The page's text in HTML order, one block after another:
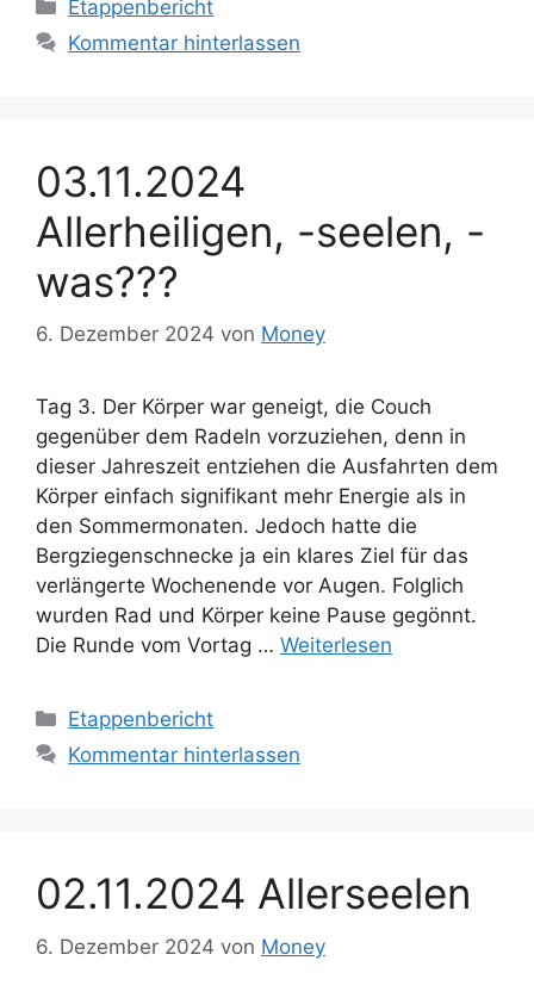
Etappenbericht
Kommentar hinterlassen
03.11.2024
Allerheiligen, -seelen, -
was???
6. Dezember 2024 von Money
Tag 3. Der Körper war geneigt, die Couch
gegenüber dem Radeln vorzuziehen, denn in
dieser Jahreszeit entziehen die Ausfahrten dem
Körper einfach signifikant mehr Energie als in
den Sommermonaten. Jedoch hatte die
Bergziegenschnecke ja ein klares Ziel für das
verlängerte Wochenende vor Augen. Folglich
wurden Rad und Körper keine Pause gegönnt.
Die Runde vom Vortag … Weiterlesen
Kategorien
Etappenbericht
Kommentar hinterlassen
02.11.2024 Allerseelen
6. Dezember 2024 von Money